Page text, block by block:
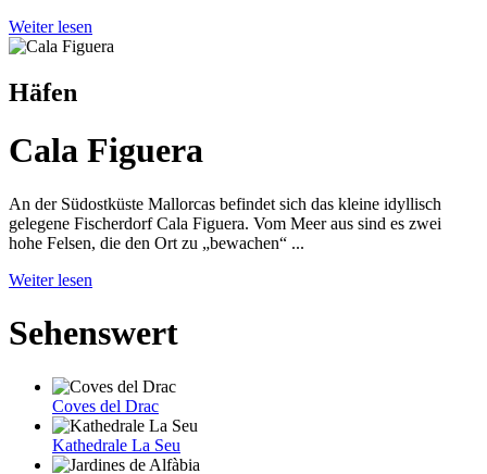
Weiter lesen
Häfen
Cala Figuera
An der Südostküste Mallorcas befindet sich das kleine idyllisch
gelegene Fischerdorf Cala Figuera. Vom Meer aus sind es zwei
hohe Felsen, die den Ort zu „bewachen“ ...
Weiter lesen
Sehenswert
Coves del Drac
Kathedrale La Seu